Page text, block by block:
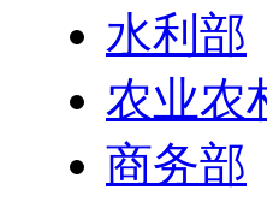
水利部
农业农
商务部